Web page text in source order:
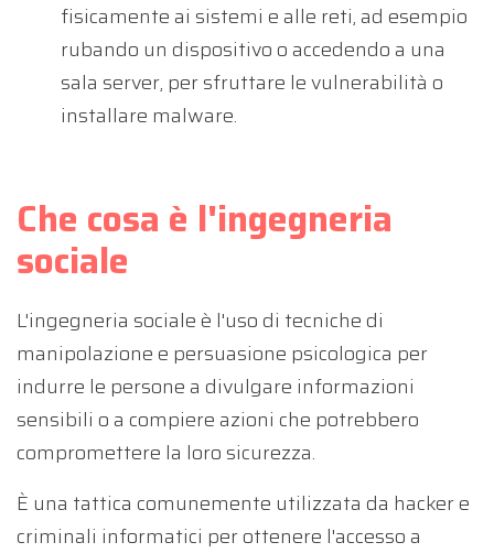
fisicamente ai sistemi e alle reti, ad esempio
rubando un dispositivo o accedendo a una
sala server, per sfruttare le vulnerabilità o
installare malware.
Che cosa è l'ingegneria
sociale
L'ingegneria sociale è l'uso di tecniche di
manipolazione e persuasione psicologica per
indurre le persone a divulgare informazioni
sensibili o a compiere azioni che potrebbero
compromettere la loro sicurezza.
È una tattica comunemente utilizzata da hacker e
criminali informatici per ottenere l'accesso a